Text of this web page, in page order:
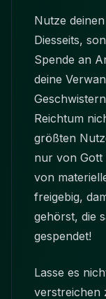
Nutze
Diesseits,
Spende an
deine
Reichtum
größten
nur von Gott
von
freigebig,
gehörst, die
gespendet!
Lasse es
verstreichen